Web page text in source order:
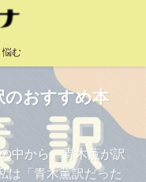
悩む
のおすすめ本
中から、青木薫が訳
は「青木薫訳だった